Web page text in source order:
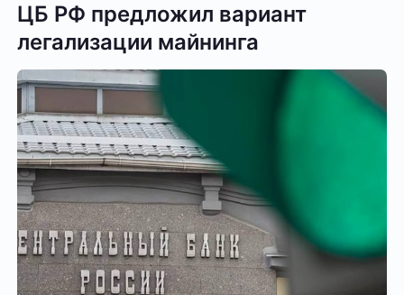
ЦБ РФ предложил вариант
легализации майнинга